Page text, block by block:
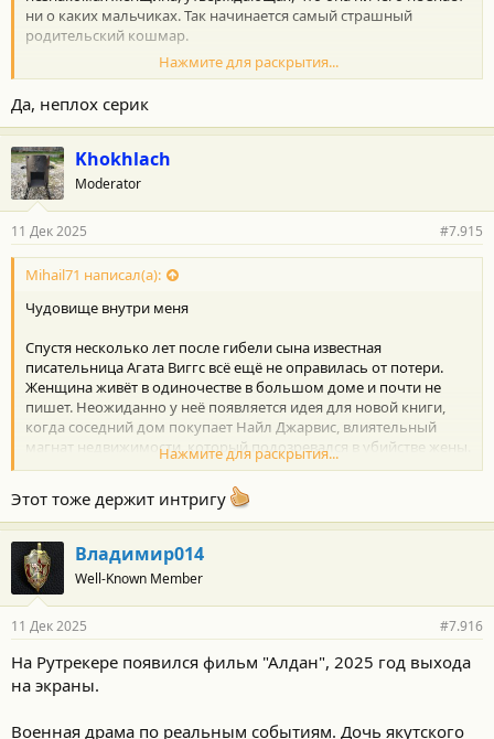
ни о каких мальчиках. Так начинается самый страшный
родительский кошмар.
Неплохая детективная драма
Нажмите для раскрытия...
Да, неплох серик
Khokhlach
Moderator
11 Дек 2025 #7.915
Mihail71 написал(а):
Чудовище внутри меня
Спустя несколько лет после гибели сына известная
писательница Агата Виггс всё ещё не оправилась от потери.
Женщина живёт в одиночестве в большом доме и почти не
пишет. Неожиданно у неё появляется идея для новой книги,
когда соседний дом покупает Найл Джарвис, влиятельный
магнат недвижимости, который подозревался в убийстве жены.
Одновременно очарованная и напуганная новым соседом,
Агата начинает собственное расследование исчезновения
жены Найла.
Хороший триллер, хорошие актеры)
Немного нудноват в начале, но потом идет веселее)
Нажмите для раскрытия...
Этот тоже держит интригу
Владимир014
Well-Known Member
11 Дек 2025 #7.916
На Рутрекере появился фильм "Алдан", 2025 год выхода
на экраны.
Военная драма по реальным событиям. Дочь якутского